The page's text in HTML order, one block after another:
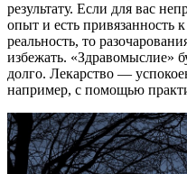
результату. Если для вас
опыт и есть привязанность
реальность, то
избежать. «Здравомыслие»
долго. Лекарство —
например, с помощью